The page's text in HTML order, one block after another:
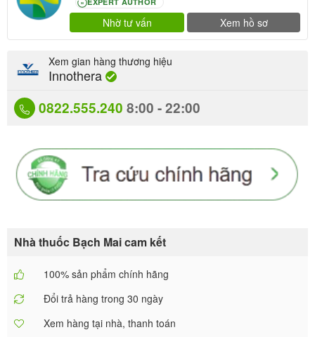
80
Nhờ tư vấn Xem hồ sơ
0822.555.240 8:00 - 22:00
Xem gian hàng thương hiệu
Innothera
Nhà thuốc Bạch Mai cam kết
100% sản phẩm chính hãng
Đổi trả hàng trong 30 ngày
Xem hàng tại nhà, thanh toán